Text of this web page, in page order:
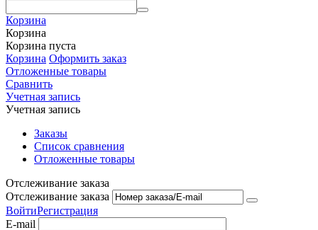
Корзина
Корзина
Корзина пуста
Корзина Оформить заказ
Отложенные товары
Сравнить
Учетная запись
Учетная запись
Заказы
Список сравнения
Отложенные товары
Отслеживание заказа
Отслеживание заказа
ВойтиРегистрация
E-mail